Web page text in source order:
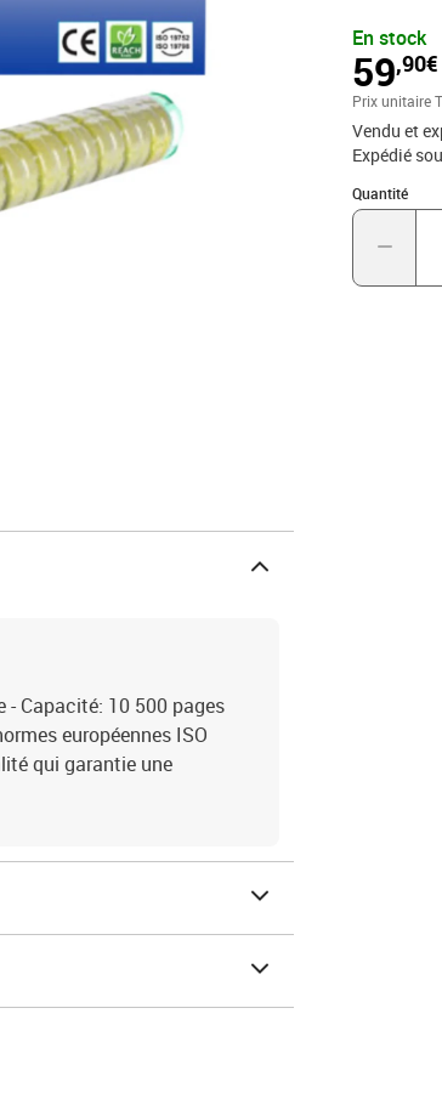
En stock
59,90€
Prix unitaire
Vendu et
Expédié
Quantité
Quantité : 1
Capacité: 10 500 pages
européennes ISO
qui garantie une